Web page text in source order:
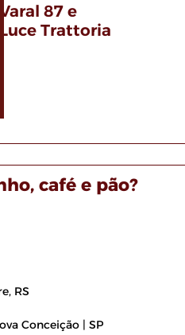
Varal 87 e
Luce Trattoria
café e pão?
RS
Conceição | SP